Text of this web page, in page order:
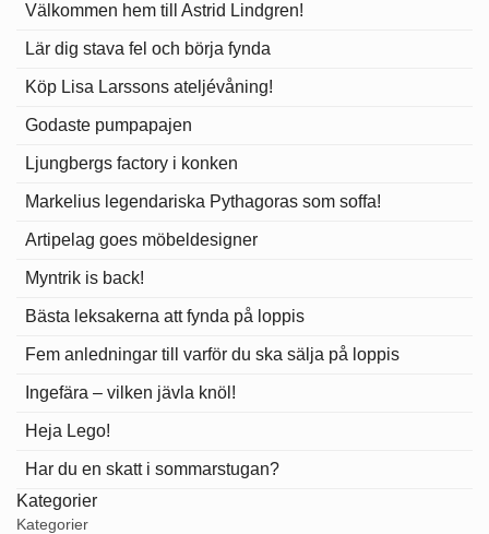
Välkommen hem till Astrid Lindgren!
Lär dig stava fel och börja fynda
Köp Lisa Larssons ateljévåning!
Godaste pumpapajen
Ljungbergs factory i konken
Markelius legendariska Pythagoras som soffa!
Artipelag goes möbeldesigner
Myntrik is back!
Bästa leksakerna att fynda på loppis
Fem anledningar till varför du ska sälja på loppis
Ingefära – vilken jävla knöl!
Heja Lego!
Har du en skatt i sommarstugan?
Kategorier
Kategorier